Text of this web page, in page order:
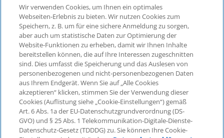
© 2026 KPMG Law Rechtsanwaltsgesellschaft mbH,
associated with KPMG AG Wirtschaftsprüfungsgesellschaft,
a public limited company under German law and a
member of the global KPMG organisation of independent
member firms affiliated with KPMG International Limited, a
Private English Company Limited by Guarantee. All rights
reserved. For more details on the structure of KPMG’s
Wir verwenden Cookies, um Ihnen ein optimales
Webseiten-Erlebnis zu bieten. Wir nutzen Cookies zum
Speichern, z. B. um für eine sichere Anmeldung zu sorgen,
aber auch um statistische Daten zur Optimierung der
Website-Funktionen zu erheben, damit wir Ihnen Inhalte
bereitstellen können, die auf Ihre Interessen zugeschnitten
sind. Dies umfasst die Speicherung und das Auslesen von
personenbezogenen und nicht-personenbezogenen Daten
aus Ihrem Endgerät. Wenn Sie auf „Alle Cookies
akzeptieren“ klicken, stimmen Sie der Verwendung dieser
Cookies (Auflistung siehe „Cookie-Einstellungen“) gemäß
Art. 6 Abs. 1a der EU-Datenschutzgrundverordnung (DS-
GVO) und § 25 Abs. 1 Telekommunikation-Digitale-Dienste-
Datenschutz-Gesetz (TDDDG) zu. Sie können Ihre Cookie-